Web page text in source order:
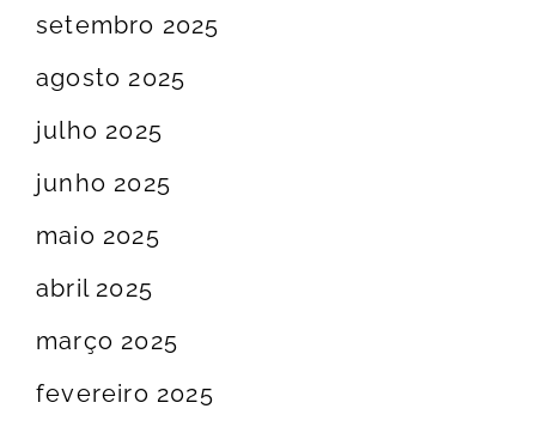
setembro 2025
agosto 2025
julho 2025
junho 2025
maio 2025
abril 2025
março 2025
fevereiro 2025